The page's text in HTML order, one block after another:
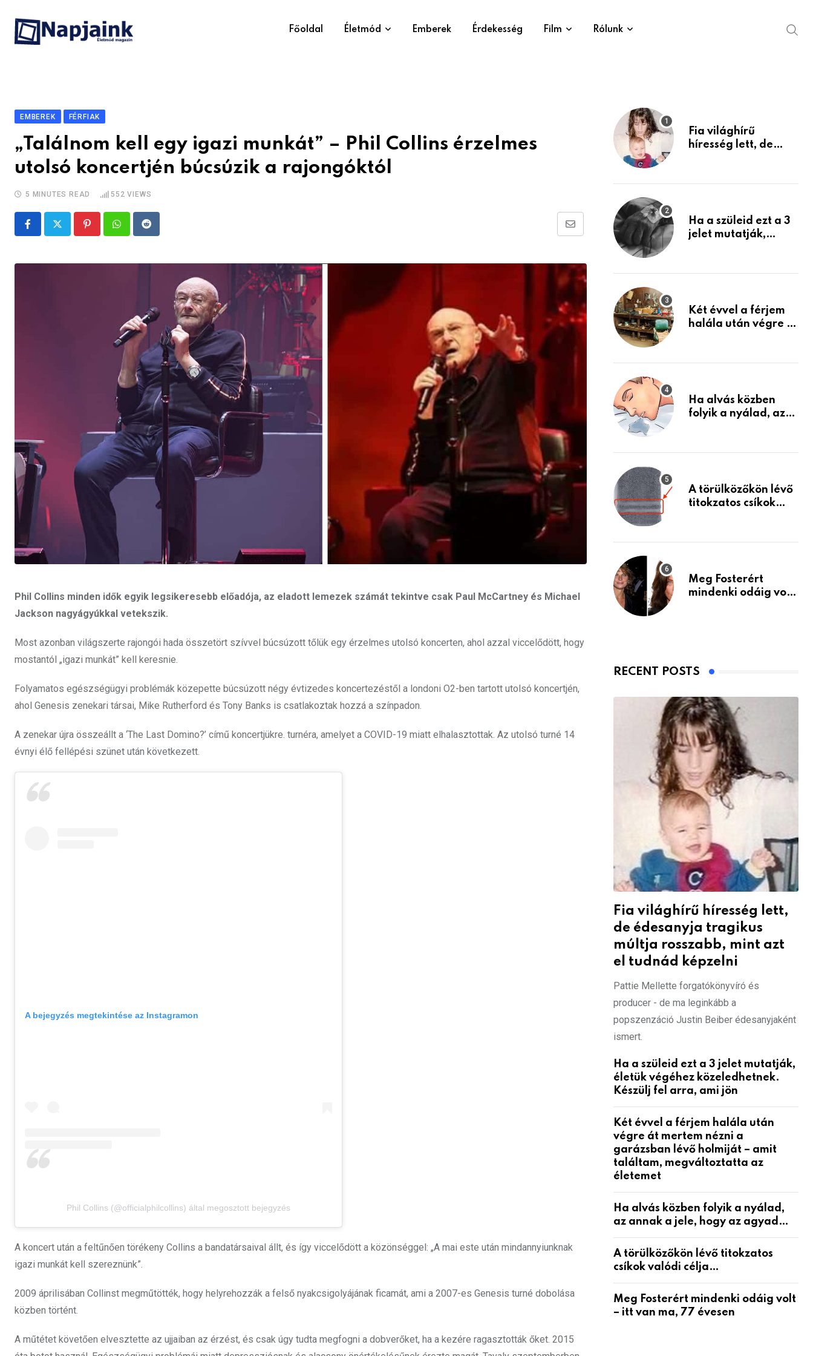
content
Főoldal Életmód Emberek Érdekesség Film Rólunk
EMBEREK FÉRFIAK
„Találnom kell egy igazi munkát” – Phil Collins érzelmes
utolsó koncertjén búcsúzik a rajongóktól
5 MINUTES READ 552 VIEWS
PinterestWhatsappReddit
Share
Email
Phil Collins minden idők egyik legsikeresebb előadója, az eladott lemezek számát tekintve csak Paul McCartney és Michael
Jackson nagyágyúkkal vetekszik.
Most azonban világszerte rajongói hada összetört szívvel búcsúzott tőlük egy érzelmes utolsó koncerten, ahol azzal viccelődött, hogy
mostantól „igazi munkát” kell keresnie.
Folyamatos egészségügyi problémák közepette búcsúzott négy évtizedes koncertezéstől a londoni O2-ben tartott utolsó koncertjén,
ahol Genesis zenekari társai, Mike Rutherford és Tony Banks is csatlakoztak hozzá a színpadon.
A zenekar újra összeállt a ‘The Last Domino?’ című koncertjükre. turnéra, amelyet a COVID-19 miatt elhalasztottak. Az utolsó turné 14
évnyi élő fellépési szünet után következett.
A bejegyzés megtekintése az Instagramon
Phil Collins (@officialphilcollins) által megosztott bejegyzés
A koncert után a feltűnően törékeny Collins a bandatársaival állt, és így viccelődött a közönséggel: „A mai este után mindannyiunknak
igazi munkát kell szereznünk”.
2009 áprilisában Collinst megműtötték, hogy helyrehozzák a felső nyakcsigolyájának ficamát, ami a 2007-es Genesis turné dobolása
közben történt.
A műtétet követően elvesztette az ujjaiban az érzést, és csak úgy tudta megfogni a dobverőket, ha a kezére ragasztották őket. 2015
Fia világhírű
híresség lett, de
mint azt el tudnád
Ha a szüleid ezt a 3
jelet mutatják,
Készülj fel arra, ami
Két évvel a férjem
halála után végre át
holmiját – amit
életemet
Ha alvás közben
folyik a nyálad, az
A törülközőkön lévő
titokzatos csíkok
Meg Fosterért
mindenki odáig volt
RECENT POSTS
Fia világhírű híresség lett,
de édesanyja tragikus
múltja rosszabb, mint azt
el tudnád képzelni
Pattie Mellette forgatókönyvíró és
producer - de ma leginkább a
popszenzáció Justin Beiber édesanyjaként
ismert.
Ha a szüleid ezt a 3 jelet mutatják,
életük végéhez közeledhetnek.
Készülj fel arra, ami jön
Két évvel a férjem halála után
végre át mertem nézni a
garázsban lévő holmiját – amit
találtam, megváltoztatta az
életemet
Ha alvás közben folyik a nyálad,
az annak a jele, hogy az agyad…
A törülközőkön lévő titokzatos
csíkok valódi célja…
Meg Fosterért mindenki odáig volt
– itt van ma, 77 évesen